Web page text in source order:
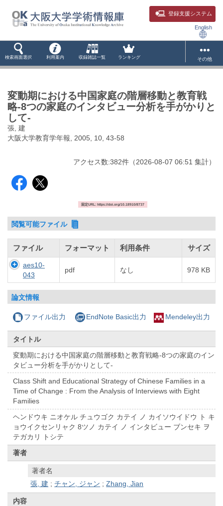
登録支援システム
English
検索画面選択 利用案内 収録雑誌一覧 ランキング その他
変動期における中国家庭の階層移動と教育戦
略-8つの家庭のインタビュー分析を手がかりと
して-
張, 建
大阪大学教育学年報, 2005, 10, 43-58
アクセス数:382件 （2026-08-07 06:51 集計）
固定URL: https://doi.org/10.18910/8737
閲覧可能ファイル
ファイル フォーマット 利用条件 サイズ
aes10-
043
pdf なし 978 KB
論文情報
ファイル出力 EndNote Basic出力 Mendeley出力
タイトル
変動期における中国家庭の階層移動と教育戦略-8つの家庭のイン
タビュー分析を手がかりとして-
Class Shift and Educational Strategy of Chinese Families in a
Time of Change : From the Analysis of Interviews with Eight
Families
ヘンドウキ ニオケル チュウゴク カテイ ノ カイソウイドウ ト キ
ョウイクセンリャク 8ツノ カテイ ノ インタビュー ブンセキ ヲ
テガカリ トシテ
著者
著者名
張, 建 ;チャン, ジャン ;Zhang, Jian
内容